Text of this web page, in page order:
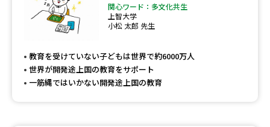
関心ワード：多文化共生
上智大学
小松 太郎 先生
教育を受けていない子どもは世界で約6000万人
世界が開発途上国の教育をサポート
一筋縄ではいかない開発途上国の教育